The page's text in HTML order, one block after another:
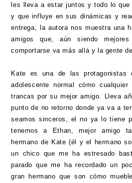
les lleva a estar juntos y todo lo que
y que influye en sus dinámicas y
entrega, la autora nos muestra una
amigos que, aún siendo
comportarse va más allá y la gente
Kate es una de las protagonistas
adolescente normal cómo
trancas por su mejor amigo. Lleva
punto de no retorno donde ya va a
seamos sinceros, el no ya lo tiene
tenemos a Ethan, mejor amigo
hermano de Kate (él y el hermano
un chico que me ha estresado
parado que me ha recordado un
gran hermano que son cómo